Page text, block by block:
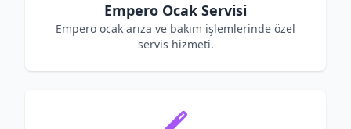
Empero Ocak Servisi
Empero ocak arıza ve bakım işlemlerinde özel
servis hizmeti.